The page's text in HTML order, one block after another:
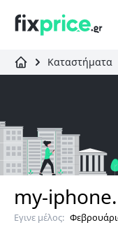
Καταστήματα
my-
Εγινε μέλος: